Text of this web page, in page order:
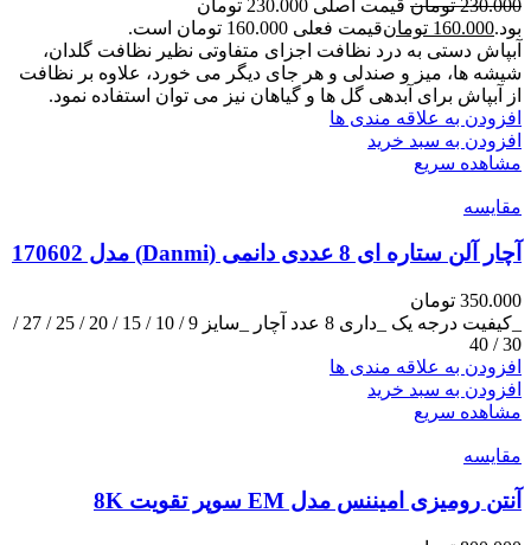
230.000 تومان
قیمت اصلی 230.000 تومان
بود.160.000 تومانقیمت فعلی 160.000 تومان است.
آبپاش دستی به درد نظافت اجزای متفاوتی نظیر نظافت گلدان،
شیشه ها، میز و صندلی و هر جای دیگر می خورد، علاوه بر نظافت
از آبپاش برای آبدهی گل ها و گیاهان نیز می توان استفاده نمود.
افزودن به علاقه مندی ها
افزودن به سبد خرید
مشاهده سریع
مقایسه
آچار آلن ستاره‌ ای 8 عددی دانمی (Danmi) مدل 170602
350.000 تومان
_کیفیت درجه یک _داری 8 عدد آچار _سایز 9 / 10 / 15 / 20 / 25 / 27 /
30 / 40
افزودن به علاقه مندی ها
افزودن به سبد خرید
مشاهده سریع
مقایسه
آنتن رومیزی امیننس مدل EM سوپر تقویت 8K